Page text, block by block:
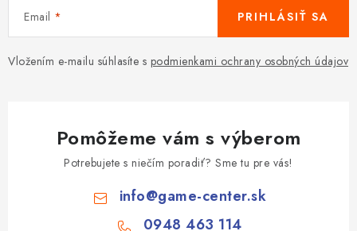
Email
Vložením e-mailu súhlasíte s podmienkami ochrany osobných údajov
PRIHLÁSIŤ SA
Pomôžeme vám s výberom
Potrebujete s niečím poradiť? Sme tu pre vás!
info@game-center.sk
0948 463 114